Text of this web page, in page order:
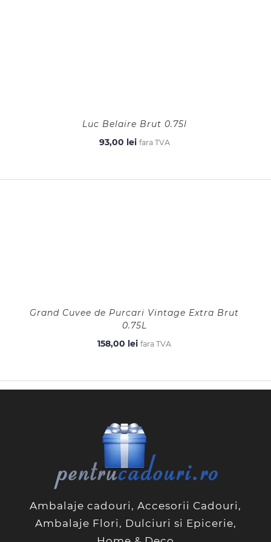
Luc Belaire Brut 0.75l
93,00 lei fara TVA
Grand Cuvee de Purcari Vintage Extra Brut
0.75L
158,00 lei fara TVA
Ambalaje cadouri, Accesorii Cadouri,
Ambalaje Flori, Dulciuri si Epicerie,